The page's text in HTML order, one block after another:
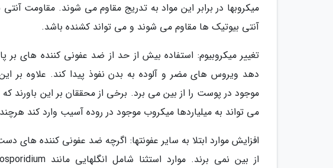
میکروبها در برابر این مواد به تدریج مقاوم می شوند. مقاومت
آنتی بیوتیک ها مقاوم می شوند و می تواند کشنده باشد.
تغییر میکروبیوم: استفاده بیش از حد از ضد عفونی کننده های
دهد ویروس های مضر و آلوده به بدن نفوذ پیدا کند. علاوه بر
موجود در پوست را از بین می برد. برخی از محققان بر این
می تواند به میلیاردها میکروب موجود در روده آسیب وارد کند
افزایش موارد ابتلا به سایر عفونتها: اگرچه ضد عفونی کننده های